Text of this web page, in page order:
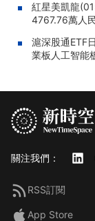
紅星美凱龍
4767.76萬人
滬深股通ETF
業板人工智能
關注我們：
RSS訂閱
App Store